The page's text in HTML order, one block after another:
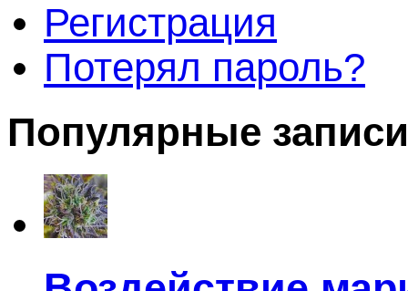
Регистрация
Потерял пароль?
Популярные записи